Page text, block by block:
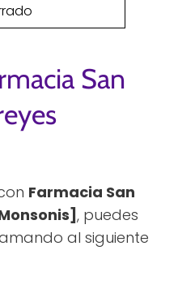
San
Farmacia San
, puedes
al siguiente